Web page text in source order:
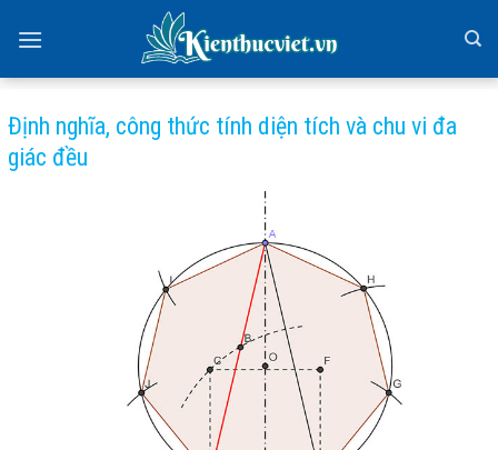
Định nghĩa, công thức tính diện tích và chu vi đa
giác đều